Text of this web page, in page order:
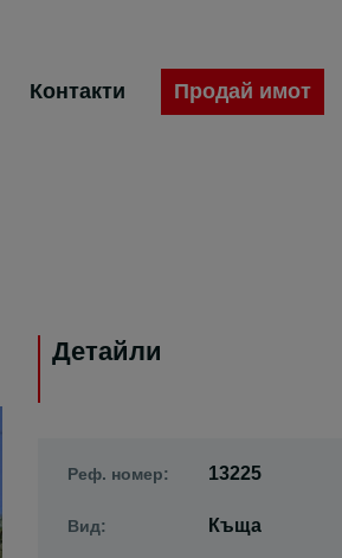
Контакти Продай имот
Детайли
Реф. номер: 13225
Вид: Къща